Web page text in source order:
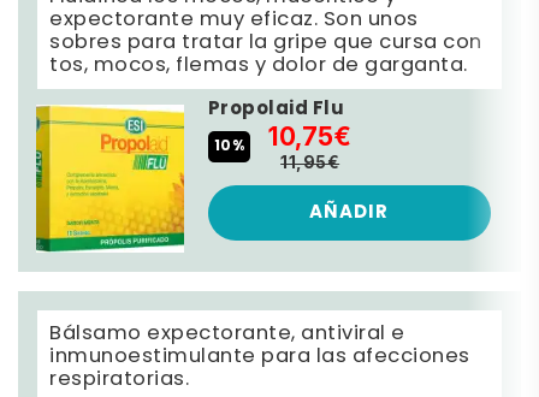
expectorante muy eficaz. Son unos
sobres para tratar la gripe que cursa con
tos, mocos, flemas y dolor de garganta.
Propolaid Flu
10% 10,75€
11,95€
AÑADIR
Bálsamo expectorante, antiviral e
inmunoestimulante para las afecciones
respiratorias.